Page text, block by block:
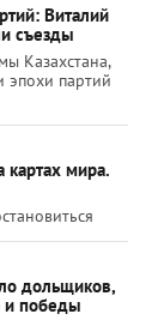
Виталий
съезды
Казахстана,
эпохи партий
мира.
дольщиков,
и победы